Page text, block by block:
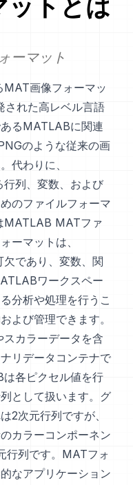
ットとは
ーマット
画像フォーマッ
された高レベル言語
るMATLABに関連
のような従来の画
代わりに、
列、変数、および
のファイルフォーマ
MATLAB MATファ
ーマットは、
であり、変数、関
ワークスペー
分析や処理を行うこ
よび管理できます。
カラーデータを含
リデータコンテナで
各ピクセル値を行
として扱います。グ
2次元行列ですが、
カラーコンポーネン
行列です。MATフォ
なアプリケーション